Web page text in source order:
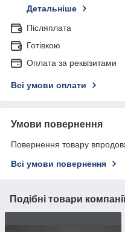
Детальніше
Післяплата
Готівкою
Оплата за реквізитами
Всі умови оплати
Умови повернення
Повернення товару
Всі умови повернення
Подібні товари